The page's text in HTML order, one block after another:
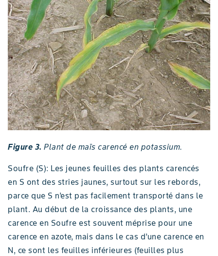
Figure 3. Plant de maïs carencé en potassium.
Soufre (S): Les jeunes feuilles des plants carencés
en S ont des stries jaunes, surtout sur les rebords,
parce que S n’est pas facilement transporté dans le
plant. Au début de la croissance des plants, une
carence en Soufre est souvent méprise pour une
carence en azote, mais dans le cas d’une carence en
N, ce sont les feuilles inférieures (feuilles plus